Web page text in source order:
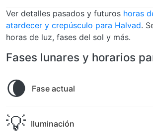
Ver detalles pasados y futuros horas
atardecer y crepúsculo para Halvad.
horas de luz, fases del sol y más.
Fases lunares y horarios
🌘 Fase actual
💡 Iluminación